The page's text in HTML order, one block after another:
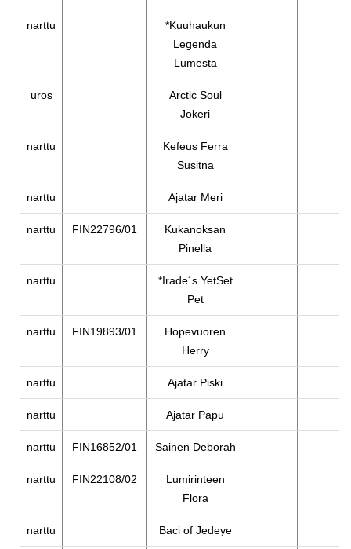
narttu
*Kuuhaukun
Legenda
Lumesta
uros
Arctic Soul
Jokeri
narttu
Kefeus Ferra
Susitna
narttu Ajatar Meri
narttu FIN22796/01
Kukanoksan
Pinella
narttu
*Irade´s YetSet
Pet
narttu FIN19893/01
Hopevuoren
Herry
narttu Ajatar Piski
narttu Ajatar Papu
narttu FIN16852/01 Sainen Deborah
narttu FIN22108/02
Lumirinteen
Flora
narttu Baci of Jedeye